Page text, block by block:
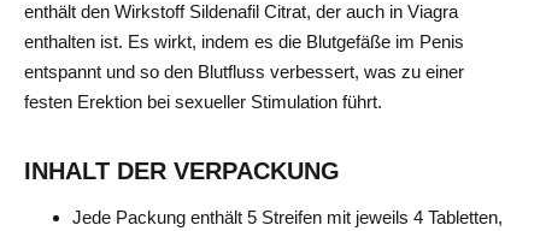
enthält den Wirkstoff Sildenafil Citrat, der auch in Viagra
enthalten ist. Es wirkt, indem es die Blutgefäße im Penis
entspannt und so den Blutfluss verbessert, was zu einer
festen Erektion bei sexueller Stimulation führt.
INHALT DER VERPACKUNG
Jede Packung enthält 5 Streifen mit jeweils 4 Tabletten,